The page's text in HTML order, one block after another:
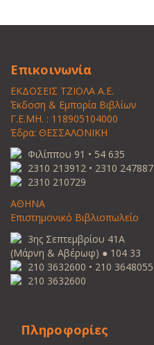
Επικοινωνία
ΕΚΔΟΣΕΙΣ ΤΖΙΟΛΑ Α.Ε.
Έκδοση & Εμπορία Βιβλίων
Γ.Ε.ΜΗ. : 118905104000
Έδρα: ΘΕΣΣΑΛΟΝΙΚΗ
Φιλίππου 91 • 54 635
2310 213912 • 2310 247887
2310 210729
ΑΘΗΝΑ
Επιστημονικό Βιβλιοπωλείο
3ης Σεπτεμβρίου 41Α
(Μάρνη & Αβέρωφ) ● 104 33
210 3632600 • 210 3648055
210 3632600
Πληροφορίες